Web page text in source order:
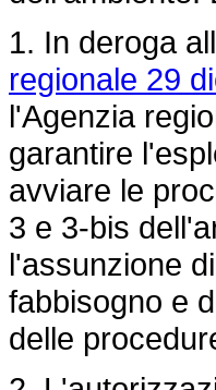
1. In deroga
regionale 29
l'Agenzia
garantire
avviare le
3 e 3-bis
l'assunzione
fabbisogno e
delle